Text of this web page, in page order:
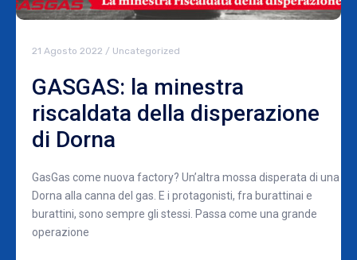
21 Agosto 2022 / Uncategorized
GASGAS: la minestra
riscaldata della disperazione
di Dorna
GasGas come nuova factory? Un’altra mossa disperata di una
Dorna alla canna del gas. E i protagonisti, fra burattinai e
burattini, sono sempre gli stessi. Passa come una grande
operazione